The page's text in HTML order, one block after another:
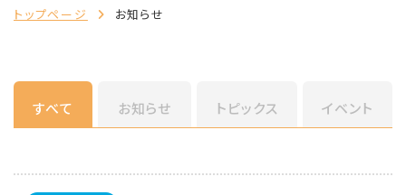
トップページ お知らせ
すべて お知らせ トピックス イベント